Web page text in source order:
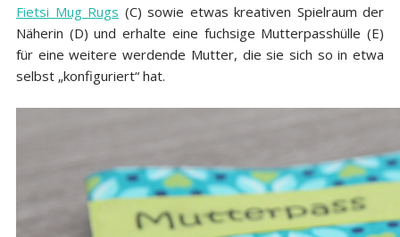
Fietsi Mug Rugs (C) sowie etwas kreativen Spielraum der
Näherin (D) und erhalte eine fuchsige Mutterpasshülle (E)
für eine weitere werdende Mutter, die sie sich so in etwa
selbst „konfiguriert“ hat.